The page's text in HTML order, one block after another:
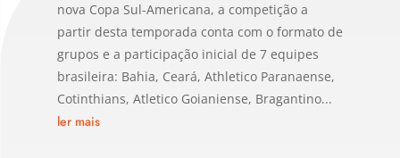
nova Copa Sul-Americana, a competição a
partir desta temporada conta com o formato de
grupos e a participação inicial de 7 equipes
brasileira: Bahia, Ceará, Athletico Paranaense,
Cotinthians, Atletico Goianiense, Bragantino...
ler mais